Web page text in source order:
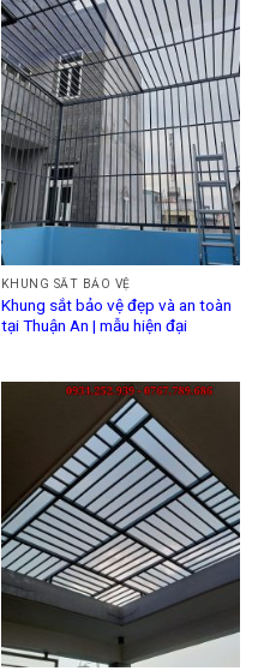
KHUNG SẮT BẢO VỆ
Khung sắt bảo vệ đẹp và an toàn
tại Thuận An | mẫu hiện đại